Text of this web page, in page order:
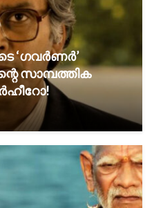
‘ഗവർണർ’
സാമ്പത്തിക